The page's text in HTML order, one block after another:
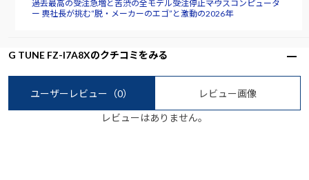
過去最高の受注急増と苦渋の全モデル受注停止――マウスコンピュータ
ー 軣社長が挑む“脱・メーカーのエゴ”と激動の2026年
G TUNE FZ-I7A8Xのクチコミをみる
ユーザーレビュー （0） レビュー画像
レビューはありません。